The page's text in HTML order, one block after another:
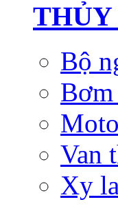
Bộ
Van
Xy